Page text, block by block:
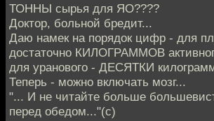
ТОННЫ сырья для ЯО????
Доктор, больной бредит...
Даю намек на порядок цифр - для
достаточно КИЛОГРАММОВ
для уранового - ДЕСЯТКИ
Теперь - можно включать мозг...
"... И не читайте больше
перед обедом..."(с)